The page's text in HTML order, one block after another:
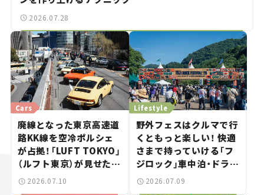
2026.07.28
Cars
廃線となった東京高速道
路KK線を空冷ポルシェ
が占拠！「LUFT TOKYO」
（ルフト東京）が見せた奇
跡の一日——ハッサンの
2026.07.10
Lifestyle
野外フェスはクルマで行
くともっと楽しい！ 快適
さまで持っていける「フ
ジロック」車中泊・ドライ
ブガイド。
2026.07.09